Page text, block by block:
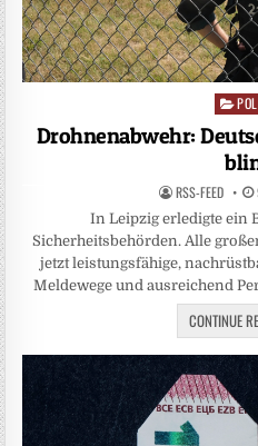
Drohnenabwehr:
RSS-FEED
In Leipzig erledigte ein
Sicherheitsbehörden. Alle
jetzt leistungsfähige,
Meldewege und ausreichend
CONTINUE